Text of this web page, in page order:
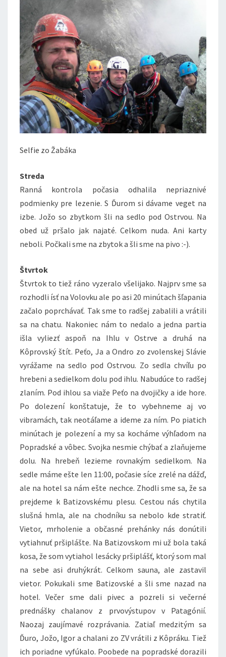
Selfie zo Žabáka
Streda
Ranná kontrola počasia odhalila nepriaznivé
podmienky pre lezenie. S Ďurom si dávame veget na
izbe. Jožo so zbytkom šli na sedlo pod Ostrvou. Na
obed už pršalo jak najaté. Celkom nuda. Ani karty
neboli. Počkali sme na zbytok a šli sme na pivo :-).
Štvrtok
Štvrtok to tiež ráno vyzeralo všelijako. Najprv sme sa
rozhodli ísť na Volovku ale po asi 20 minútach šľapania
začalo poprchávať. Tak sme to radšej zabalili a vrátili
sa na chatu. Nakoniec nám to nedalo a jedna partia
išla vyliezť aspoň na Ihlu v Ostrve a druhá na
Kôprovský štít. Peťo, Ja a Ondro zo zvolenskej Slávie
vyrážame na sedlo pod Ostrvou. Zo sedla chvíľu po
hrebeni a sedielkom dolu pod ihlu. Nabudúce to radšej
zlaním. Pod ihlou sa viaže Peťo na dvojičky a ide hore.
Po dolezení konštatuje, že to vybehneme aj vo
vibramách, tak neotáľame a ideme za ním. Po piatich
minútach je polezení a my sa kocháme výhľadom na
Popradské a vôbec. Svojka nesmie chýbať a zlaňujeme
dolu. Na hrebeň lezieme rovnakým sedielkom. Na
sedle máme ešte len 11:00, počasie síce zrelé na dážď,
ale na hotel sa nám ešte nechce. Zhodli sme sa, že sa
prejdeme k Batizovskému plesu. Cestou nás chytila
slušná hmla, ale na chodníku sa nebolo kde stratiť.
Vietor, mrholenie a občasné prehánky nás donútili
vytiahnuť pršiplášte. Na Batizovskom mi už bola taká
kosa, že som vytiahol lesácky pršiplášť, ktorý som mal
na sebe asi druhýkrát. Celkom sauna, ale zastavil
vietor. Pokukali sme Batizovské a šli sme nazad na
hotel. Večer sme dali pivec a pozreli si večerné
prednášky chalanov z prvovýstupov v Patagónií.
Naozaj zaujímavé rozprávania. Zatiaľ medzitým sa
Ďuro, Jožo, Igor a chalani zo ZV vrátili z Kôpráku. Tiež
ich poriadne vyfúkalo. Poobede na popradské dorazili